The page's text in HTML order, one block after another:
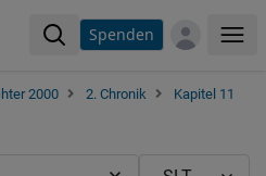
Spenden
2000 2. Chronik
Kapitel 11